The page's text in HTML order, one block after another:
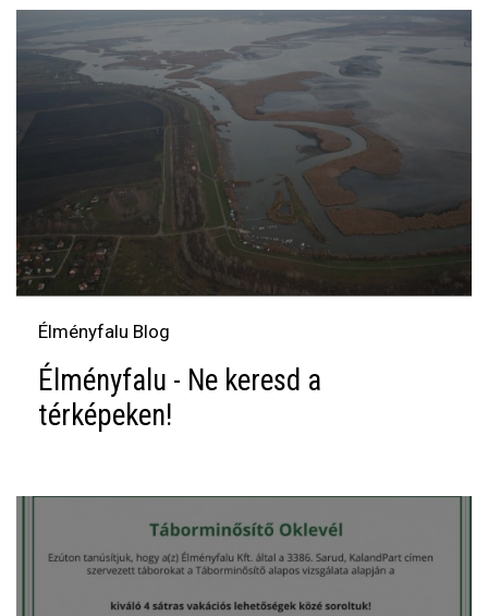
Élményfalu Blog
Élményfalu - Ne keresd a
térképeken!